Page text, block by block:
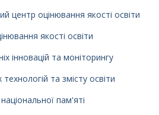
центр оцінювання якості освіти
якості освіти
інновацій та моніторингу
технологій та змісту освіти
пам'яті